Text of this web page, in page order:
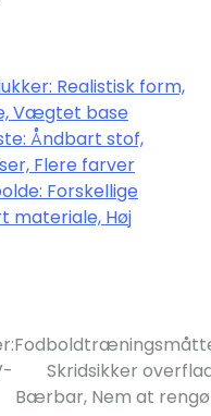
Realistisk form,
Vægtet base
Åndbart stof,
Flere farver
Forskellige
materiale, Høj
Skridsikker
Bærbar, Nem at